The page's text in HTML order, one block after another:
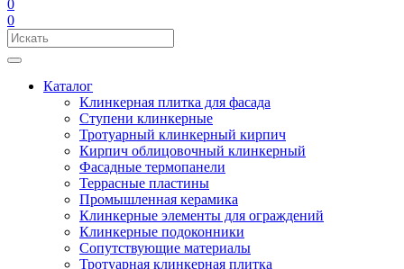
0
0
Каталог
Клинкерная плитка для фасада
Ступени клинкерные
Тротуарный клинкерный кирпич
Кирпич облицовочный клинкерный
Фасадные термопанели
Террасные пластины
Промышленная керамика
Клинкерные элементы для ограждений
Клинкерные подоконники
Сопутствующие материалы
Тротуарная клинкерная плитка